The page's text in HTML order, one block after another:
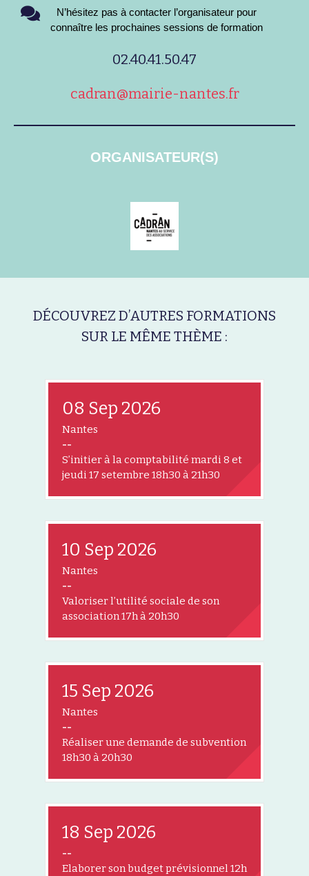
N’hésitez pas à contacter l’organisateur pour
connaître les prochaines sessions de formation
02.40.41.50.47
cadran@mairie-nantes.fr
ORGANISATEUR(S)
DÉCOUVREZ D’AUTRES FORMATIONS
SUR LE MÊME THÈME :
08 Sep 2026
Nantes
--
S’initier à la comptabilité mardi 8 et
jeudi 17 setembre 18h30 à 21h30
10 Sep 2026
Nantes
--
Valoriser l’utilité sociale de son
association 17h à 20h30
15 Sep 2026
Nantes
--
Réaliser une demande de subvention
18h30 à 20h30
18 Sep 2026
--
Elaborer son budget prévisionnel 12h